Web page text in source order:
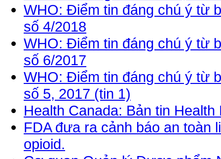
WHO: Điểm tin đáng chú ý từ
số 4/2018
WHO: Điểm tin đáng chú ý từ
số 6/2017
WHO: Điểm tin đáng chú ý từ
số 5, 2017 (tin 1)
Health Canada: Bản tin
FDA đưa ra cảnh báo an toàn
opioid.